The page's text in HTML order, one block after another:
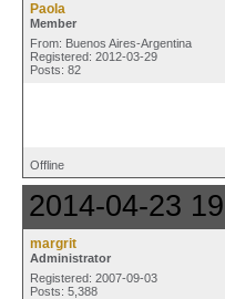
Paola
Member
From: Buenos Aires-Argentina
Registered: 2012-03-29
Posts: 82
Offline
2014-04-23
margrit
Administrator
Registered: 2007-09-03
Posts: 5,388